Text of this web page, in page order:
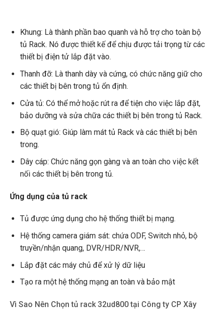
Khung: Là thành phần bao quanh và hỗ trợ cho toàn bộ
tủ Rack. Nó được thiết kế để chịu được tải trọng từ các
thiết bị điện tử lắp đặt vào.
Thanh đỡ: Là thanh dày và cứng, có chức năng giữ cho
các thiết bị bên trong tủ ổn định.
Cửa tủ: Có thể mở hoặc rút ra để tiện cho việc lắp đặt,
bảo dưỡng và sửa chữa các thiết bị bên trong tủ Rack.
Bộ quạt gió: Giúp làm mát tủ Rack và các thiết bị bên
trong.
Dây cáp: Chức năng gọn gàng và an toàn cho việc kết
nối các thiết bị bên trong tủ.
Ứng dụng của tủ rack
Tủ được ứng dụng cho hệ thống thiết bị mạng.
Hệ thống camera giám sát: chứa ODF, Switch nhỏ, bộ
truyền/nhận quang, DVR/HDR/NVR,…
Lắp đặt các máy chủ để xử lý dữ liệu
Tạo ra một hệ thống mạng an toàn và bảo mật
Vì Sao Nên Chọn tủ rack 32ud800 tại Công ty CP Xây